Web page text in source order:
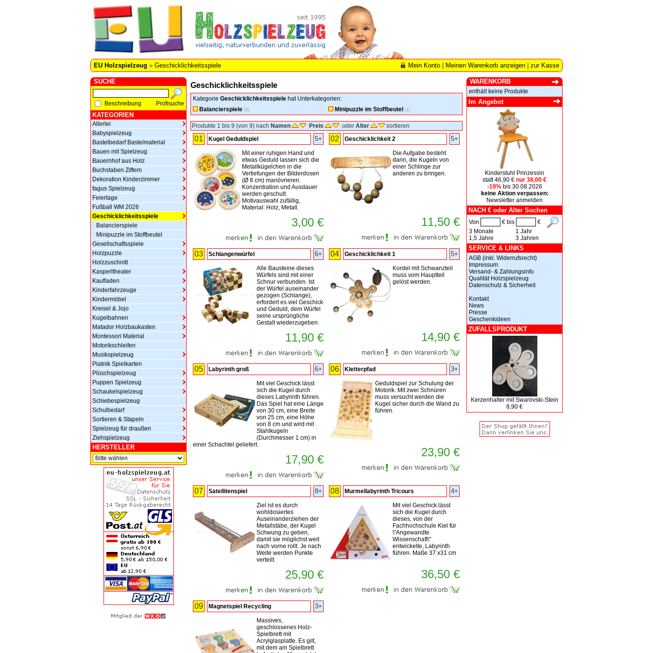
EU Holzspielzeug » Geschicklichkeitsspiele Mein Konto Meinen Warenkorb anzeigen zur Kasse
SUCHE
Beschreibung Profisuche
KATEGORIEN
Allerlei
Babyspielzeug
Bastelbedarf Bastelmaterial
Bauen mit Spielzeug
Bauernhof aus Holz
Buchstaben Ziffern
Dekoration Kinderzimmer
fagus Spielzeug
Feiertage
Fußball WM 2026
Geschicklichkeitsspiele
Balancierspiele
Minipuzzle im Stoffbeutel
Gesellschaftsspiele
Holzpuzzle
Holzzuschnitt
Kasperltheater
Kaufladen
Kinderfahrzeuge
Kindermöbel
Kreisel & Jojo
Kugelbahnen
Matador Holzbaukasten
Montessori Material
Motorikschleifen
Musikspielzeug
Piatnik Spielkarten
Plüschspielzeug
Puppen Spielzeug
Schaukelspielzeug
Schiebespielzeug
Schulbedarf
Sortieren & Stapeln
Spielzeug für draußen
Ziehspielzeug
HERSTELLER
Geschicklichkeitsspiele
Kategorie Geschicklichkeitsspiele hat Unterkategorien:
Balancierspiele (5) Minipuzzle im Stoffbeutel (1)
Produkte 1 bis 9 (von 9) nach Namen Preis oder Alter sortieren
01 Kugel Geduldspiel 5+
Mit einer ruhigen Hand und
etwas Geduld lassen sich die
Metallkügelchen in die
Vertiefungen der Bilderdosen
(Ø 8 cm) manövrieren.
Konzentration und Ausdauer
werden geschult.
Motivauswahl zufällig,
Material: Holz, Metall.
3,00 €
02 Geschicklichkeit 2 5+
Die Aufgabe besteht
darin, die Kugeln von
einer Schlinge zur
anderen zu bringen.
11,50 €
03 Schlangenwürfel 6+
Alle Bausteine dieses
Würfels sind mit einer
Schnur verbunden. Ist
der Würfel auseinander
gezogen (Schlange),
erfordert es viel Geschick
und Geduld, dem Würfel
seine ursprüngliche
Gestalt wiederzugeben.
11,90 €
04 Geschicklichkeit 1 5+
Kordel mit Schwanzteil
muss vom Hauptteil
gelöst werden.
14,90 €
05 Labyrinth groß 6+
Mit viel Geschick lässt
sich die Kugel durch
dieses Labyrinth führen.
Das Spiel hat eine Länge
von 30 cm, eine Breite
von 25 cm, eine Höhe
von 8 cm und wird mit
Stahlkugeln
(Durchmesser 1 cm) in
einer Schachtel geliefert.
17,90 €
06 Kletterpfad 3+
Geduldspiel zur Schulung der
Motorik. Mit zwei Schnüren
muss versucht werden die
Kugel sicher durch die Wand zu
führen.
23,90 €
07 Satellitenspiel 8+
Ziel ist es durch
wohldosiertes
Auseinanderziehen der
Metallstäbe, der Kugel
Schwung zu geben,
damit sie möglichst weit
nach vorne rollt. Je nach
Weite werden Punkte
verteilt.
25,90 €
08 Murmellabyrinth Tricours 4+
Mit viel Geschick lässt
sich die Kugel durch
dieses, von der
Fachhochschule Kiel für
\"Angewandte
Wissenschaft\"
entwickelte, Labyrinth
führen. Maße 37 x31 cm
36,50 €
09 Magnetspiel Recycling 3+
Massives,
geschlossenes Holz-
Spielbrett mit
Acrylglasplatte. Es gilt,
mit dem am Spielbrett
WARENKORB
enthält keine Produkte
Im Angebot
Kinderstuhl Prinzessin
statt 46,90 € nur 38,00 €
-19%bis 30.08.2026
keine Aktion verpassen:
Newsletter anmelden
NACH € oder Alter Suchen
Von € bis
€
3 Monate
1,5 Jahre
1 Jahr
3 Jahren
SERVICE & LINKS
AGB (inkl. Widerrufsrecht)
Impressum
Versand- & Zahlungsinfo
Qualität Holzspielzeug
Datenschutz & Sicherheit
Kontakt
News
Presse
Geschenkideen
ZUFALLSPRODUKT
Kerzenhalter mit Swarovski-Stein
8,90 €